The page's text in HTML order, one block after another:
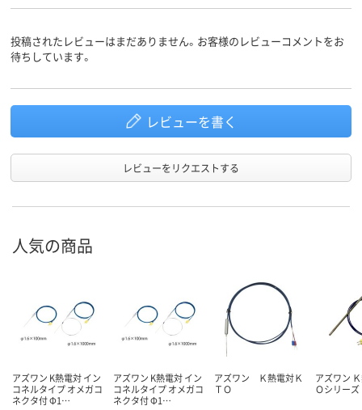
投稿されたレビューはまだありません。お客様のレビューコメントをお
待ちしています。
レビューを書く
レビューをリクエストする
人気の商品
アズワン K熱電対 イン
コネルタイプ オメガコ
ネクタ付 Φ1…
アズワン K熱電対 イン
コネルタイプ オメガコ
ネクタ付 Φ1…
アズワン Ｋ熱電対Ｋ
ＴＯ
アズワン
Ｏシリーズ